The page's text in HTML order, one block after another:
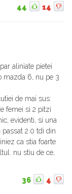
44 14
aliniate pietei
mazda 6, nu pe 3
de mai sus:
femei si 2 pitzi
evidenti, si una
passat 2.0 tdi din
ca stia foarte
nu stiu de ce,
36 4